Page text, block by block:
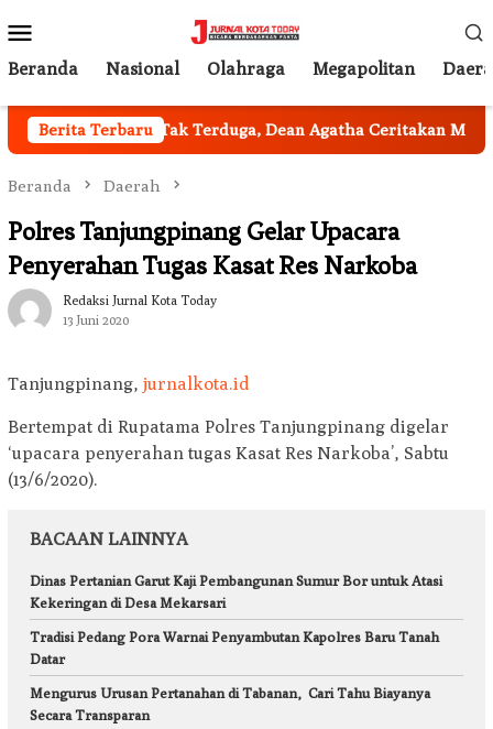
ke
kontenMobile
Beranda Nasional Olahraga Megapolitan
Berita TerbaruTak Terduga, Dean Agatha Ceritakan Makna
Beranda Daerah
Polres Tanjungpinang Gelar Upacara
Penyerahan Tugas Kasat Res Narkoba
Redaksi Jurnal Kota Today
13 Juni 2020
Tanjungpinang, jurnalkota.id
Bertempat di Rupatama Polres Tanjungpinang digelar
‘upacara penyerahan tugas Kasat Res Narkoba’, Sabtu
(13/6/2020).
BACAAN LAINNYA
Dinas Pertanian Garut Kaji Pembangunan Sumur Bor untuk Atasi
Kekeringan di Desa Mekarsari
Tradisi Pedang Pora Warnai Penyambutan Kapolres Baru Tanah
Datar
Mengurus Urusan Pertanahan di Tabanan, Cari Tahu Biayanya
Secara Transparan